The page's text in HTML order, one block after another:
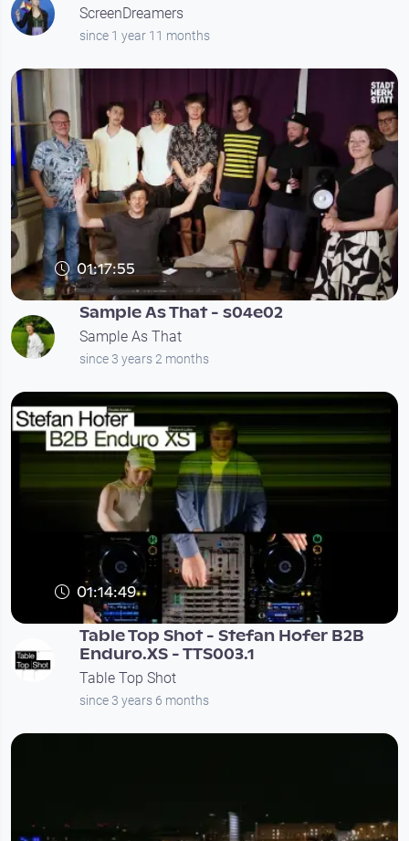
ScreenDreamers
since 1 year 11 months
01:17:55
Sample As That - s04e02
Sample As That
since 3 years 2 months
01:14:49
Table Top Shot - Stefan Hofer B2B
Enduro.XS - TTS003.1
Table Top Shot
since 3 years 6 months